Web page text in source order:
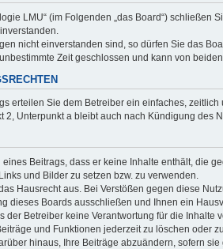
LMU“ (im Folgenden „das Board“)
nicht einverstanden sind, so dürfen Sie das
Zeit geschlossen und kann von
erteilen Sie dem Betreiber ein einfaches,
2, Unterpunkt a bleibt auch nach Kündigung des
Beitrags, dass er keine Inhalte enthält, die
und Bilder zu setzen bzw. zu verwenden.
Hausrecht aus. Bei Verstößen gegen diese
dieses Boards ausschließen und Ihnen ein
der Betreiber keine Verantwortung für die
und Funktionen jederzeit zu löschen oder
hinaus, Ihre Beiträge abzuändern, sofern